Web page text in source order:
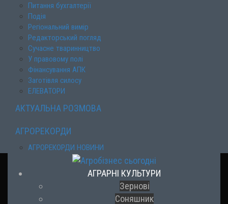
Питання бухгалтерії
Подія
Регіональний вимір
Редакторський погляд
Сучасне тваринництво
У правовому полі
Фінансування АПК
Заготівля силосу
ЕЛЕВАТОРИ
АКТУАЛЬНА РОЗМОВА
АГРОРЕКОРДИ
АГРОРЕКОРДИ НОВИНИ
АГРАРНІ КУЛЬТУРИ
Зернові
Соняшник